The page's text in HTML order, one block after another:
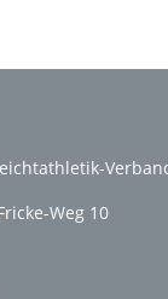
Weg 10